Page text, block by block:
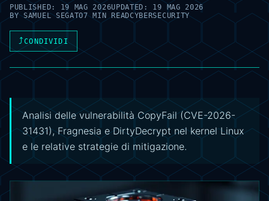
PUBLISHED: 19 MAG 2026UPDATED: 19 MAG 2026
BYSAMUEL SEGATO7 MIN READCYBERSECURITY
⤴CONDIVIDI
Analisi delle vulnerabilità CopyFail (CVE-2026-
31431), Fragnesia e DirtyDecrypt nel kernel Linux
e le relative strategie di mitigazione.